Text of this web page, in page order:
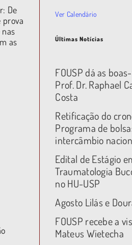
De
prova
as
Ver Calendário
Últimas Notícias
FOUSP dá as
Prof. Dr. Raphael
Costa
Retificação do
Programa de
intercâmbio
Edital de Estágio
Traumatologia
no HU-USP
Agosto Lilás e
FOUSP recebe a
Mateus Wietecha